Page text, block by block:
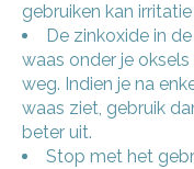
gebruiken kan
De zinkoxide in
waas onder je
weg. Indien je na
waas ziet, gebruik
beter uit.
Stop met het